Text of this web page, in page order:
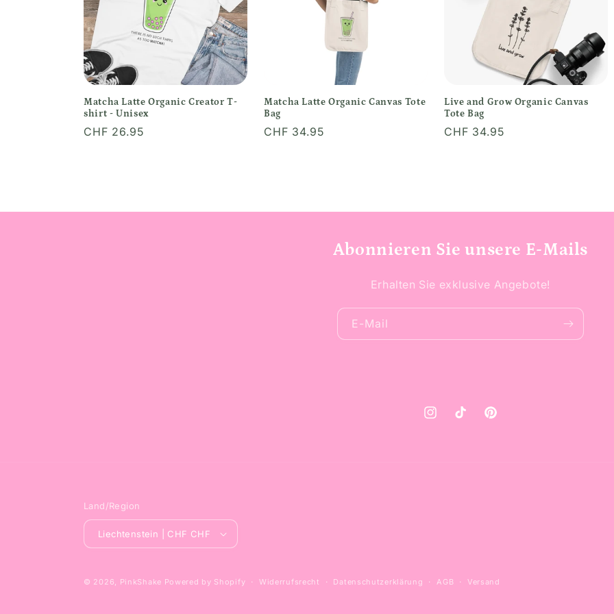
o
r
i
e
Matcha Latte Organic Creator T-
shirt - Unisex
Normaler
CHF 26.95
Matcha Latte Organic Canvas Tote
Bag
Normaler
CHF 34.95
Live and Grow Organic Canvas
Tote Bag
Normaler
CHF 34.95
Abonnieren Sie unsere E-Mails
Erhalten Sie exklusive Angebote!
E-Mail
InstagramTikTok Pinterest
Land/Region
Liechtenstein | CHF CHF
© 2026, PinkShake Powered by Shopify Widerrufsrecht Datenschutzerklärung AGB Versand